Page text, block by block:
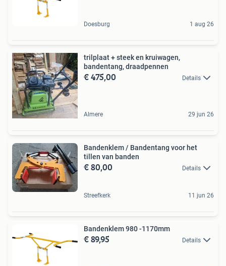
Doesburg 1 aug 26
trilplaat + steek en kruiwagen,
bandentang, draadpennen
€ 475,00 Details
Almere 29 jun 26
Bandenklem / Bandentang voor het
tillen van banden
€ 80,00 Details
Streefkerk 11 jun 26
Bandenklem 980 -1170mm
€ 89,95 Details